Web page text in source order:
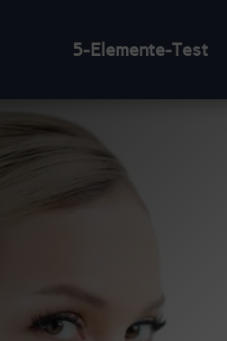
5-Elemente-Test